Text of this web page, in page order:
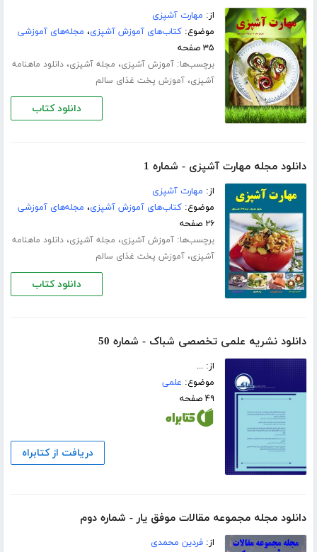
از: مهارت آشپزی
موضوع:کتاب‌های آموزش آشپزی، مجله‌های آموزشی
۳۵ صفحه
برچسب‌ها:آموزش آشپزی، مجله آشپزی،دانلود ماهنامه
آشپزی،آموزش پخت غذای سالم
دانلود کتاب
دانلود مجله مهارت آشپزی - شماره 1
از: مهارت آشپزی
موضوع:کتاب‌های آموزش آشپزی، مجله‌های آموزشی
۲۶ صفحه
برچسب‌ها:آموزش آشپزی، مجله آشپزی،دانلود ماهنامه
آشپزی،آموزش پخت غذای سالم
دانلود کتاب
دانلود نشریه‌ علمی تخصصی شباک - شماره 50
از: ...
موضوع: علمی
۴۹ صفحه
دریافت از کتابراه
دانلود مجله مجموعه مقالات موفق یار - شماره دوم
از:فردین محمدی